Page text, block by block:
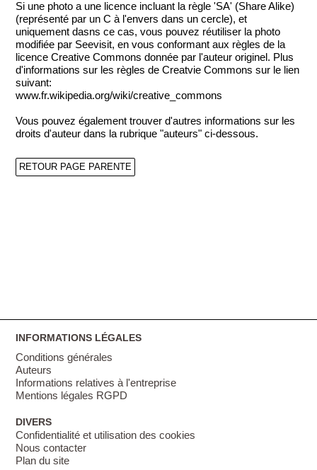
Si une photo a une licence incluant la règle 'SA' (Share Alike)
(représenté par un C à l'envers dans un cercle), et
uniquement dasns ce cas, vous pouvez réutiliser la photo
modifiée par Seevisit, en vous conformant aux règles de la
licence Creative Commons donnée par l'auteur originel. Plus
d'informations sur les règles de Creatvie Commons sur le lien
suivant:
www.fr.wikipedia.org/wiki/creative_commons
Vous pouvez également trouver d'autres informations sur les
droits d'auteur dans la rubrique "auteurs" ci-dessous.
RETOUR PAGE PARENTE
INFORMATIONS LÉGALES
Conditions générales
Auteurs
Informations relatives à l'entreprise
Mentions légales RGPD
DIVERS
Confidentialité et utilisation des cookies
Nous contacter
Plan du site